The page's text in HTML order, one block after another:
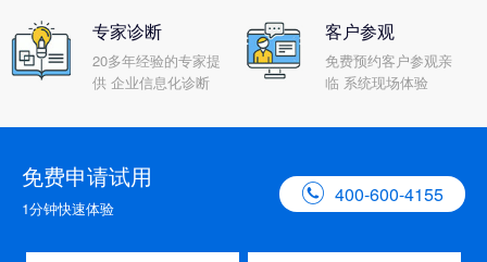
专家诊断
20多年经验的专家提
供 企业信息化诊断
客户参观
免费预约客户参观亲
临 系统现场体验
免费申请试用
1分钟快速体验
 400-600-4155